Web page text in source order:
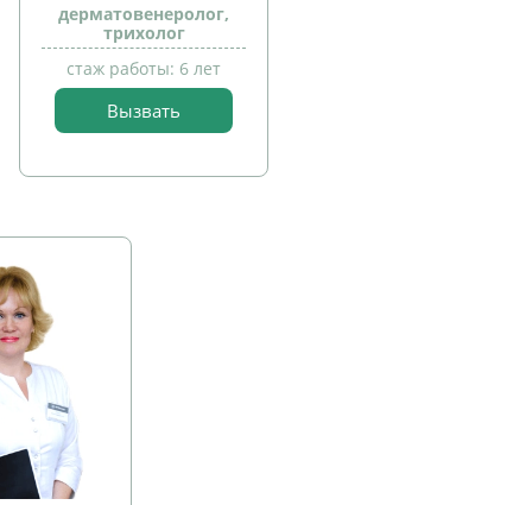
дерматовенеролог,
трихолог
стаж работы: 6 лет
Вызвать